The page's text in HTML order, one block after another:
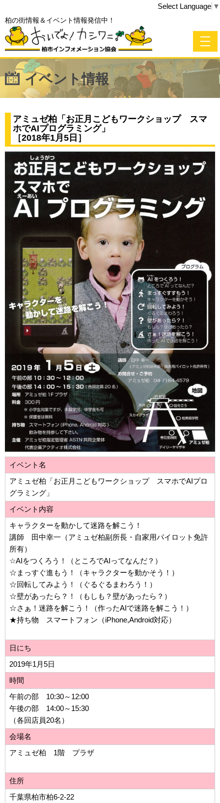
柏の街情報＆イベント情報発信中！
Select Language ▼
イベント情報
アミュゼ柏「お正月こどもワークショップ スマ
ホでAIプログラミング」
［2018年1月5日］
イベント名
アミュゼ柏「お正月こどもワークショップ スマホでAIプロ
グラミング」
イベント内容
キャラクターを動かして迷路を解こう！
講師 田中幸一（アミュゼ柏副所長・自家用パイロット免許
所有）
☆AIをつくろう！（ところでAIってなんだ？）
☆まっすぐ進もう！（キャラクターを動かそう！）
☆回転してみよう！（ぐるぐるまわろう！）
☆壁があったら？！（もしも？壁があったら？）
☆さぁ！迷路を解こう！（作ったAIで迷路を解こう！）
★持ち物 スマートフォン（iPhone,Android対応）
日にち
2019年1月5日
時間
午前の部 10:30～12:00
午後の部 14:00～15:30
（各回店員20名）
会場名
アミュゼ柏 1階 プラザ
住所
千葉県柏市柏6-2-22